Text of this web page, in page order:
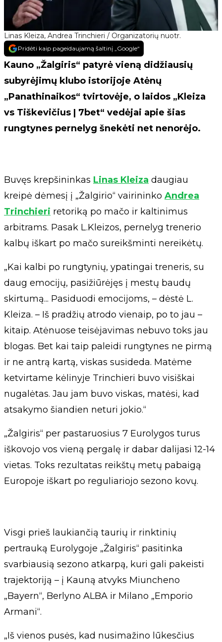
Linas Kleiza, Andrea Trinchieri / Organizatorių nuotr.
Pridėti kaip pageidaujamą šaltinį „Google“
Kauno „Žalgiris“ patyrė vieną didžiausių
subyrėjimų klubo istorijoje Atėnų
„Panathinaikos“ tvirtovėje, o laidos „Kleiza
vs Tiškevičius | 7bet“ vedėjai apie šias
rungtynes pernelyg šnekėti net nenorėjo.
Buvęs krepšininkas Linas Kleiza daugiau
kreipė dėmesį į „Žalgirio“ vairininko Andrea
Trinchieri retoriką po mačo ir kaltinimus
arbitrams. Pasak L.Kleizos, pernelyg trenerio
kalbų iškart po mačo sureikšminti nereikėtų.
„Kai kalbi po rungtynių, ypatingai treneris, su
daug emocijų, pasižiūrėjęs į mestų baudų
skirtumą... Pasiduodi emocijoms, – dėstė L.
Kleiza. – Iš pradžių atrodo vienaip, po to jau –
kitaip. Atėnuose teisėjavimas nebuvo toks jau
blogas. Bet kai taip paleidi rungtynes ne pirmą
ir ne antrą kartą, viskas susideda. Matėme
ketvirtame kėlinyje Trinchieri buvo visiškai
nugalėtas. Jau jam buvo viskas, matėsi, kad
atsakymo šiandien neturi jokio.“
„Žalgiris“ per pastaruosius 7 Eurolygos turus
iškovojo vos vieną pergalę ir dabar dalijasi 12-14
vietas. Toks rezultatas reikštų metų pabaigą
Europoje iškart po reguliariojo sezono kovų.
Visgi prieš laukiančią taurių ir rinktinių
pertrauką Eurolygoje „Žalgiris“ pasitinka
svarbiausią sezono atkarpą, kuri gali pakeisti
trajektoriją – į Kauną atvyks Miuncheno
„Bayern“, Berlyno ALBA ir Milano „Emporio
Armani“.
„Iš vienos pusės, kad nusimažino lūkesčius